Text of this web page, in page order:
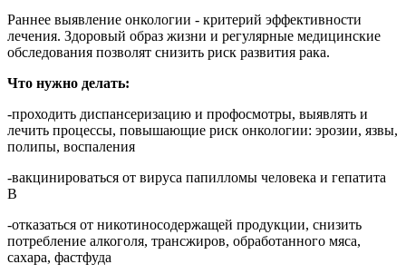
Раннее выявление онкологии - критерий эффективности
лечения. Здоровый образ жизни и регулярные медицинские
обследования позволят снизить риск развития рака.
Что нужно делать:
-проходить диспансеризацию и профосмотры, выявлять и
лечить процессы, повышающие риск онкологии: эрозии, язвы,
полипы, воспаления
-вакцинироваться от вируса папилломы человека и гепатита
В
-отказаться от никотиносодержащей продукции, снизить
потребление алкоголя, трансжиров, обработанного мяса,
сахара, фастфуда